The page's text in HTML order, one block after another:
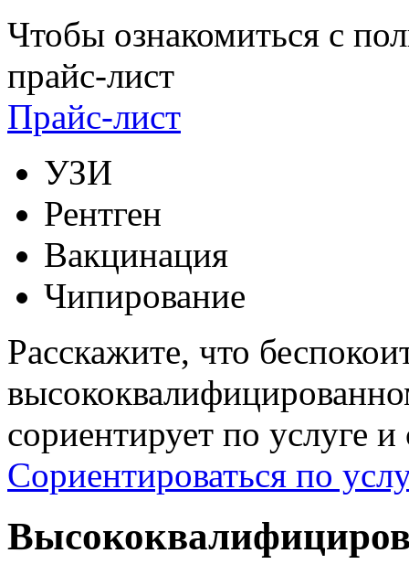
Чтобы ознакомиться с
прайс-лист
Прайс-лист
УЗИ
Рентген
Вакцинация
Чипирование
Расскажите, что
сориентирует по услуге
Сориентироваться по